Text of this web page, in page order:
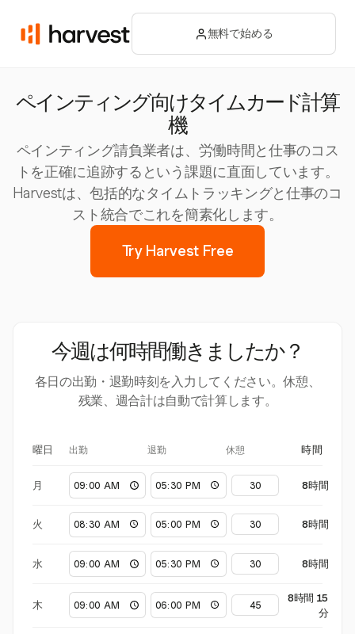
無料で始める
ペインティング向けタイムカード計算
機
ペインティング請負業者は、労働時間と仕事のコス
トを正確に追跡するという課題に直面しています。
Harvestは、包括的なタイムトラッキングと仕事のコ
スト統合でこれを簡素化します。
Try Harvest Free
今週は何時間働きましたか？
各日の出勤・退勤時刻を入力してください。休憩、
残業、週合計は自動で計算します。
曜日 出勤 退勤 休憩 時間
月 8時間
火 8時間
水 8時間
木
8時間 15
分